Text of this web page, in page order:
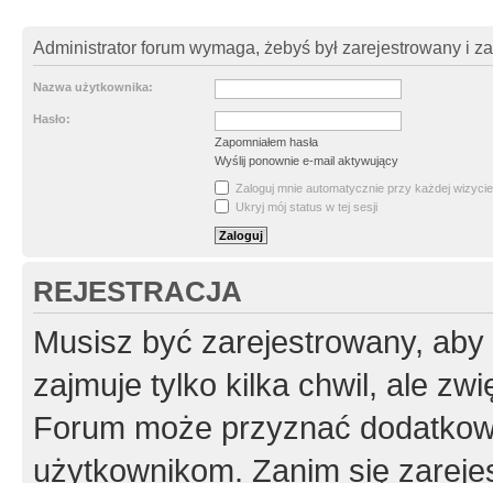
Administrator forum wymaga, żebyś był zarejestrowany i
Nazwa użytkownika:
Hasło:
Zapomniałem hasła
Wyślij ponownie e-mail aktywujący
Zaloguj mnie automatycznie przy każdej wizycie
Ukryj mój status w tej sesji
REJESTRACJA
Musisz być zarejestrowany,
zajmuje tylko kilka chwil, ale
Forum może przyznać
użytkownikom. Zanim się